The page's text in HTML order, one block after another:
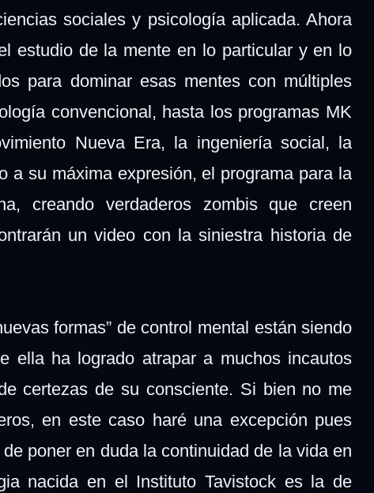
sociales y psicología aplicada. Ahora
estudio de la mente en lo particular y en lo
para dominar esas mentes con múltiples
convencional, hasta los programas MK
Nueva Era, la ingeniería social, la
a su máxima expresión, el programa para la
creando verdaderos zombis que creen
un video con la siniestra historia de
formas” de control mental están siendo
ella ha logrado atrapar a muchos incautos
certezas de su consciente. Si bien no me
en este caso haré una excepción pues
poner en duda la continuidad de la vida en
nacida en el Instituto Tavistock es la de